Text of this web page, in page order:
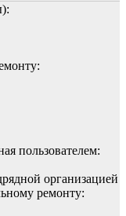
пользователем:
организацией
ремонту: